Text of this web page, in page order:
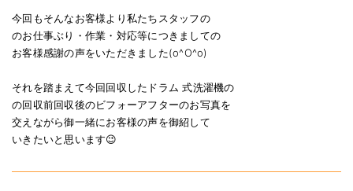
今回もそんなお客様より私たちスタッフの
のお仕事ぶり・作業・対応等につきましての
お客様感謝の声をいただきました(o^O^o)
それを踏まえて今回回収したドラム 式洗濯機の
の回収前回収後のビフォーアフターのお写真を
交えながら御一緒にお客様の声を御紹して
いきたいと思います😉